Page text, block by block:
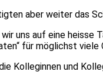
aber weiter das
uns auf eine
für möglichst
Kolleginnen und